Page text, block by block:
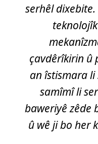
serhêl
çavdêrîkirin û
an îstismara
samîmî li
baweriyê zêde
û wê ji bo her